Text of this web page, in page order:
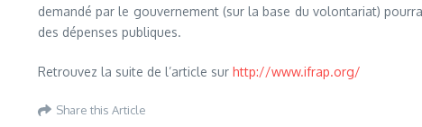
demandé par le gouvernement (sur la base du volontariat)
des dépenses publiques.
Retrouvez la suite de l’article sur http://www.ifrap.org/
Share this Article